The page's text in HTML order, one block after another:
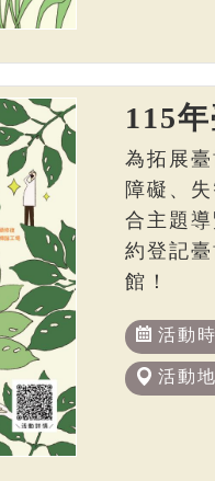
115
為拓展
障礙、
合主題
約登記
館！
活動
活動